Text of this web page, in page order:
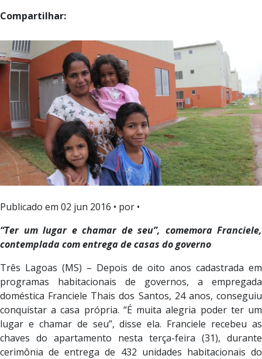
Compartilhar:
Publicado em 02 jun 2016 • por •
“Ter um lugar e chamar de seu”, comemora Franciele,
contemplada com entrega de casas do governo
Três Lagoas (MS) – Depois de oito anos cadastrada em
programas habitacionais de governos, a empregada
doméstica Franciele Thais dos Santos, 24 anos, conseguiu
conquistar a casa própria. “É muita alegria poder ter um
lugar e chamar de seu”, disse ela. Franciele recebeu as
chaves do apartamento nesta terça-feira (31), durante
cerimônia de entrega de 432 unidades habitacionais do